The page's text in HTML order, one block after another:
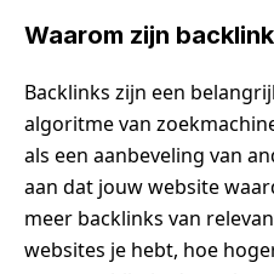
Waarom zijn
Backlinks zijn een
algoritme van
als een aanbeveling van
aan dat jouw website
meer backlinks van
websites je hebt, hoe